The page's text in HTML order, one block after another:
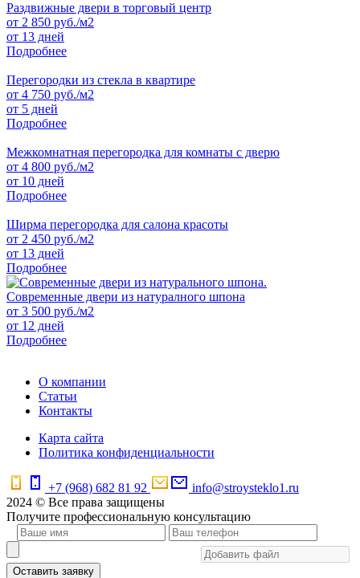
Раздвижные двери в торговый центр
от 2 850 руб./м2
от 13 дней
Подробнее
Перегородки из стекла в квартире
от 4 750 руб./м2
от 5 дней
Подробнее
Межкомнатная перегородка для комнаты с дверю
от 4 800 руб./м2
от 10 дней
Подробнее
Ширма перегородка для салона красоты
от 2 450 руб./м2
от 13 дней
Подробнее
Современные двери из натуралного шпона
от 3 500 руб./м2
от 12 дней
Подробнее
О компании
Статьи
Контакты
Карта сайта
Политика конфиденциальности
+7 (968) 682 81 92
info@stroysteklo1.ru
2024 © Все права защищены
Получите профессиональную консультацию
Оставить заявку